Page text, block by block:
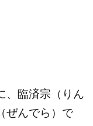
、臨済宗（りん
ぜんでら）で